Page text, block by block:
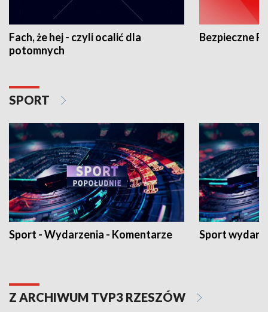
Fach, że hej - czyli ocalić dla
potomnych
Bezpieczne
SPORT
Sport - Wydarzenia - Komentarze Sport
Z ARCHIWUM TVP3 RZESZÓW